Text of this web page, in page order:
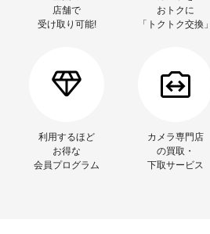
店舗で
受け取り可能!
おトクに
「トクトク交換」
利用するほど
お得な
会員プログラム
カメラ専門店
の買取・
下取サービス